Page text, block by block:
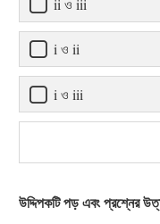
ii ও iii
i ও ii
i ও iii
উদ্দিপকটি পড় এবং প্রশ্নের